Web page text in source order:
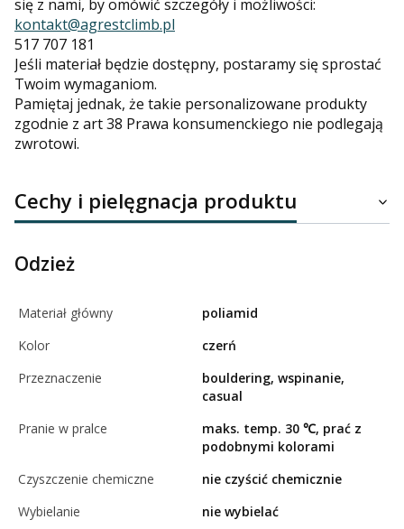
się z nami, by omówić szczegóły i możliwości:
kontakt@agrestclimb.pl
517 707 181
Jeśli materiał będzie dostępny, postaramy się sprostać
Twoim wymaganiom.
Pamiętaj jednak, że takie personalizowane produkty
zgodnie z art 38 Prawa konsumenckiego nie podlegają
zwrotowi.
Cechy i pielęgnacja produktu
Odzież
Materiał główny
poliamid
Kolor
czerń
Przeznaczenie
bouldering, wspinanie,
casual
Pranie w pralce
maks. temp. 30 ℃, prać z
podobnymi kolorami
Czyszczenie chemiczne
nie czyścić chemicznie
Wybielanie
nie wybielać